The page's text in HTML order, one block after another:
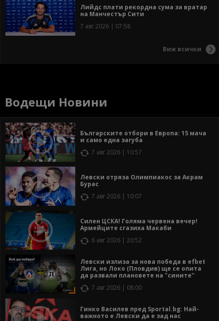
Лийдс плати рекордна сума за вратар
на Манчестър Сити
7 авг 2026 | 07:58
Виж всички
Водещи Новини
Българските отбори в Европа: 15 мача
и само една загуба
7 авг 2026 | 10:57
Левски отряза Олимпиакос за Акрам
Бурас
7 авг 2026 | 10:07
Силен ЦСКА! Голяма червена вечер!
Армейците сгазиха Макаби
6 авг 2026 | 20:52
Левски излиза за нова победа в efbet
Лига, но Локо (Пловдив) ще се опита
да развали плановете на "сините"
7 авг 2026 | 08:00
Гинко Василев пред Sportal.bg: Най-
важното е Левски да е зад нас